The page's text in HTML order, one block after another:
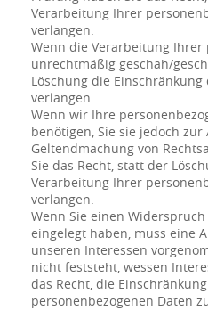
Verarbeitung Ihrer
verlangen.
Wenn die Verarbeitung Ihrer
unrechtmäßig geschah/
Löschung die
verlangen.
Wenn wir Ihre
benötigen, Sie sie jedoch
Geltendmachung von
Sie das Recht, statt der
Verarbeitung Ihrer
verlangen.
Wenn Sie einen Widerspruch
eingelegt haben, muss eine
unseren Interessen
nicht feststeht, wessen
das Recht, die
personenbezogenen Daten